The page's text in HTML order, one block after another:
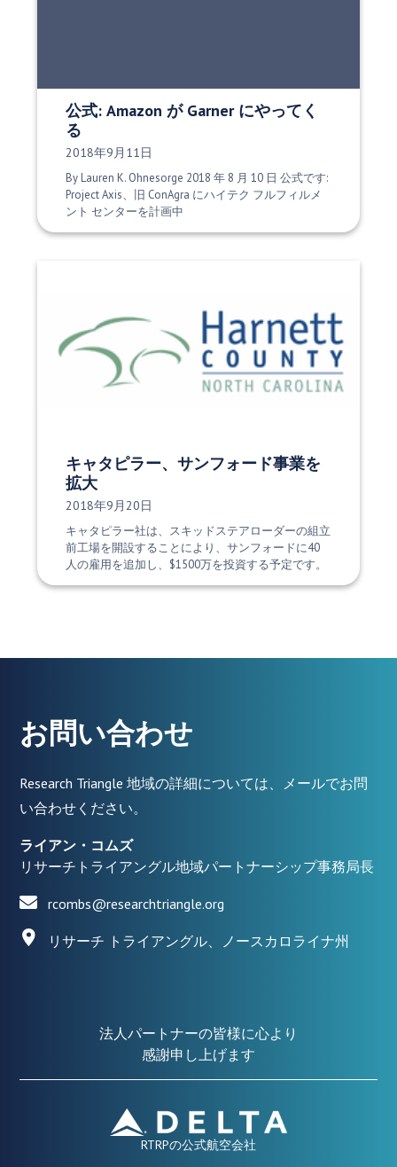
公式: Amazon が Garner にやってく
る
発行日:
2018年9月11日
By Lauren K. Ohnesorge 2018 年 8 月 10 日 公式です:
Project Axis、旧 ConAgra にハイテク フルフィルメ
ント センターを計画中
キャタピラー、サンフォード事業を
拡大
発行日:
2018年9月20日
キャタピラー社は、スキッドステアローダーの組立
前工場を開設することにより、サンフォードに40
人の雇用を追加し、$1500万を投資する予定です。
お問い合わせ
Research Triangle 地域の詳細については、メールでお問
い合わせください。
ライアン・コムズ
リサーチトライアングル地域パートナーシップ事務局長
rcombs@researchtriangle.org
リサーチ トライアングル、ノースカロライナ州
法人パートナーの皆様に心より
感謝申し上げます
RTRPの公式航空会社